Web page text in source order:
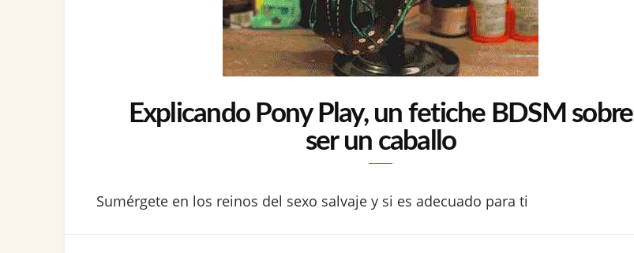
Explicando Pony Play, un fetiche BDSM sobre
ser un caballo
Sumérgete en los reinos del sexo salvaje y si es adecuado para ti